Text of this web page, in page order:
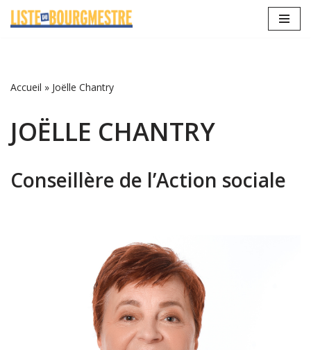
Accueil » Joëlle Chantry
JOËLLE CHANTRY
Conseillère de l’Action sociale